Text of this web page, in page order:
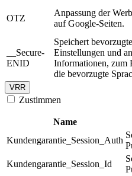
OTZ
Anpassung der
auf Google-Seiten.
__Secure-
ENID
Speichert bevorzugte
Einstellungen und
Informationen, zum
die bevorzugte
VRR
Zustimmen
Name
Kundengarantie_Session_Auth
Kundengarantie_Session_Id